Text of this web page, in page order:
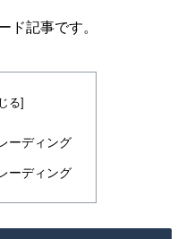
ド記事です。
ーディング
ーディング